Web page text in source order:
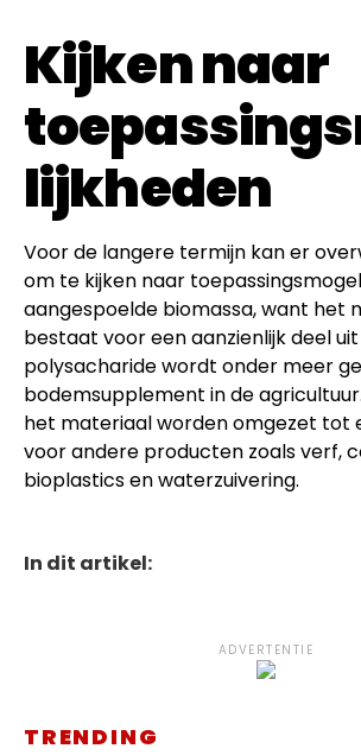
Kijken naar
lijkheden
Voor de langere termijn kan er
om te kijken naar
aangespoelde biomassa, want het
bestaat voor een aanzienlijk deel
polysacharide wordt onder meer
bodemsupplement in de
het materiaal worden omgezet tot
voor andere producten zoals verf,
bioplastics en waterzuivering.
In dit artikel:
ADVERTENTIE
TRENDING